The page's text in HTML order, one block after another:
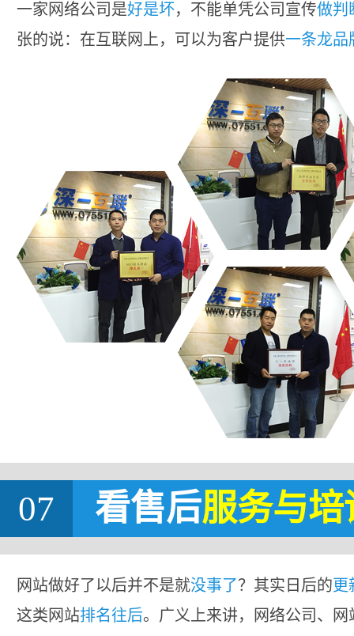
一家网络公司是好是坏，不能单凭公司宣传做判
张的说：在互联网上，可以为客户提供一条龙品
07 看售后服务与培
网站做好了以后并不是就没事了？其实日后的更
这类网站排名往后。广义上来讲，网络公司、